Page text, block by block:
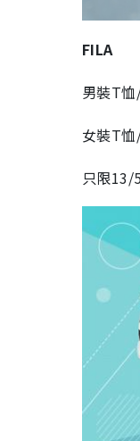
FILA
男裝
女裝T
只限13/